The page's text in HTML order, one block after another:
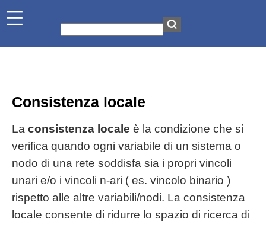
Consistenza locale
La consistenza locale è la condizione che si
verifica quando ogni variabile di un sistema o
nodo di una rete soddisfa sia i propri vincoli
unari e/o i vincoli n-ari ( es. vincolo binario )
rispetto alle altre variabili/nodi. La consistenza
locale consente di ridurre lo spazio di ricerca di